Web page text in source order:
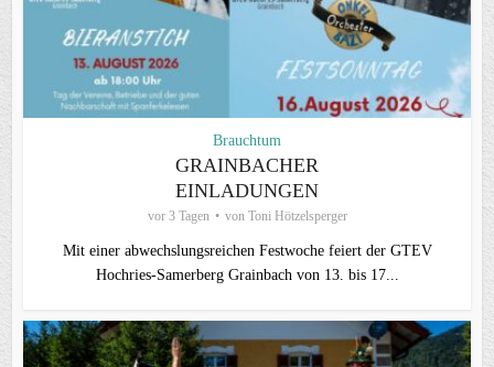
Brauchtum
GRAINBACHER
EINLADUNGEN
vor 3 Tagen von Toni Hötzelsperger
Mit einer abwechslungsreichen Festwoche feiert der GTEV
Hochries-Samerberg Grainbach von 13. bis 17...